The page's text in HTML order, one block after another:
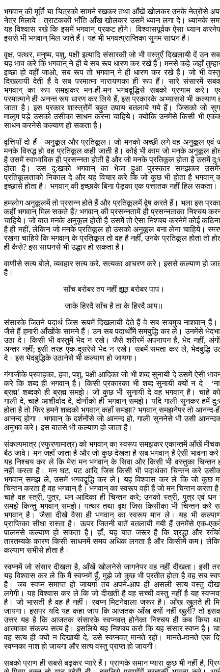
भगवान् की मूर्ति या चित्रको सामने रखकर तथा आँखें खोलकर उनके नेत्रोंसे
नेत्र मिलावे। त्राटककी भाँति आँख खोलकर उसमें ध्यान लगा दे। ध्यानके
यह विश्वास रखे कि इसमें भगवान् प्रकट होंगे। विश्वासपूर्वक ऐसा ध्यान
इससे भी भगवान् मिल जाते हैं। यह भी भगवत्प्राप्तिका सुगम साधन है।
वृक्ष, पत्थर, मनुष्य, पशु, पक्षी इत्यादि संसारकी जो भी वस्तुएँ दिखलायी दें उन
यह भाव करे कि भगवान् ने ही ये सब रूप धारण कर रखे हैं। मनसे कहे जहाँ
इच्छा हो वहीं जाओ, सब रूप तो भगवान् ने ही धारण कर रखे हैं। जो भी
दिखलायी देती हैं वे सब परमात्मा नारायणका ही रूप हैं। सारे संसारमें
भगवान् का रूप समझकर मन-ही-मन भगवद्बुद्धिसे सबको प्रणाम करे।
परमात्माने ही अनन्त रूप धारण कर लिये हैं, इस प्रकारके अभ्याससे भी कल्याण
जाता है। इस प्रकार शास्त्रोंमें बहुत उपाय बतलाये गये हैं। जिसको जो
मालूम पड़े उसको उसीका साधन करना चाहिये। क्योंकि उनमेंसे किसी भी
साधन करनेसे कल्याण हो सकता है।
वृत्तियाँ दो हैं—अनुकूल और प्रतिकूल। जो मनको अच्छी लगे वह अनुकूल एवं
मनके विरुद्ध हो वह प्रतिकूल कही जाती है। कोई भी काम जो मनके अनुकूल
है उसमें स्वाभाविक ही प्रसन्नता होती है और जो मनके प्रतिकूल होता है उसमें
होता है। उस दु:खको भगवान् का भेजा हुआ पुरस्कार समझकर
प्रतिकूलताको निकाल दे और यह विचार करे कि जो कुछ भी होता है भगवान्
इच्छासे होता है। भगवान् की इच्छाके बिना पेड़का एक पत्तातक नहीं हिल सकता।
हमलोग अनुकूलमें तो प्रसन्न होते हैं और प्रतिकूलमें द्वेष करते हैं। भला इस
कहीं भगवान् मिल सकते हैं? भगवान् की प्रसन्नतामें ही प्रसन्नताका निश्चय
चाहिये। जो बात मनके अनुकूल होती है उसमें तो ऐसा निश्चय करनेमें कोई
है ही नहीं, लेकिन जो मनके प्रतिकूल हो उसको अनुकूल बना लेना चाहिये।
रखना चाहिये कि भगवान् के प्रतिकूल तो वह है नहीं, उनके प्रतिकूल होता तो
ही कैसे? इस साधनसे भी उद्धार हो सकता है।
वाणीसे सत्य बोले, व्यवहार सत्य करे, सत्यका आचरण करे। इससे कल्याण हो
है।
साँच बरोबर तप नहीं झूठ बरोबर पाप।
जाके हिरदै साँच है ता के हिरदै आप॥
संसारके जितने पदार्थ जिस रूपमें दिखलायी देते हैं वे सब सचमुच नाशवान् हैं।
जैसे हैं हमारी आँखोंके सामने हैं। उन सब पदार्थोंमें समबुद्धि कर ले। उनमेंसे
उठा दे। किसी भी वस्तुमें भेद न रखे। जैसे शरीरमें अपनापन है, भेद नहीं,
अन्तर नहीं; इसी तरह एक-दूसरेसे भेद न रखे। सबमें समता कर ले, भेदबुद्धि
दे। इस भेदबुद्धिके उठानेसे भी कल्याण हो जायगा।
गंगाजीके प्रवाहका, हवा, पशु, पक्षी आदिका जो भी शब्द सुनायी दे उसमें ऐसी
करे कि शब्द ही भगवान् है। किसी प्रकारका भी शब्द सुनायी क्यों न दे।
ब्रह्म’ शब्दको ही ब्रह्म समझे। जो कुछ भी सुनायी दे वह भगवान् है। चाहे
गाली दे, चाहे आशीर्वाद दे, दोनोंको ही भगवान् समझे। यदि गाली सुनकर हमें
होता है तो फिर हमने शब्दको भगवान् कहाँ समझा? भगवान् समझनेपर तो आनन्द-
आनन्द होगा। भगवान् के दर्शनोंसे जो आनन्द हो, गाली सुननेसे भी उसी
अनुभव करे। इस बातसे भी कल्याण हो जाता है।
संकल्पमात्र (स्फुरणामात्र) को भगवान् का स्वरूप समझकर एकान्तमें आँखें
बैठ जावे। मन जहाँ जाता है और जो कुछ देखता है सब भगवान् है ऐसी भावना
यह निश्चय कर ले कि मेरा मन भगवान् के सिवा और किसी भी वस्तुका चिन्तन
नहीं करता है। मन घट, पट आदि जिस किसी भी पदार्थका चिन्तन करे
भगवान् समझ ले, उसमें भगवद्बुद्धि कर ले। यह विश्वास कर ले कि जो कुछ
चिन्तन करता है वह भगवान् है। भगवान् का स्वरूप वही है जो मन चिन्तन करता
चाहे वह स्त्री, पुत्र, धन आदिका ही चिन्तन करे; उनको स्त्री, पुत्र एवं धन
समझे किन्तु भगवान् समझे। पत्थर तथा वृक्ष जिस किसीका भी चिन्तन करे
भगवान् है। जैसा दीखे वैसा ही भगवान् का स्वरूप मान ले। यह भी
प्राप्तिका सीधा रास्ता है। ऊपर जितनी बातें बतलायी गयी हैं उनमेंसे एक-
पालनसे कल्याण हो सकता है। हाँ, यह बात जरूर है कि श्रद्धा और
तारतम्यके कारण किसी साधनमें समय अधिक लगता है और किसीमें कम।
कल्याण सभीसे होता है।
स्वप्नमें जो संसार दीखता है, आँखें खोलनेसे जागनेपर वह नहीं दीखता। इसी
यह विश्वास कर ले कि मैं स्वप्नमें हूँ, मुझे जो कुछ भी प्रतीत होता है वह सब
है। जब स्वप्न समाप्त हो जायगा तब अपने-आप ही असली सत्य वस्तु
लगेगी। यह विश्वास कर ले कि जो दीखती है वह सच्ची वस्तु नहीं है यह
है। जो भासती है वह है नहीं। स्वप्न मिटनेवाला जरूर है। आँख खुलते ही
जायगा। इसपर यदि यह कहा जाय कि आजतक आँख क्यों नहीं खुली? तो
उत्तर यह है कि आजतक संसारके स्वप्नवत् होनेका निश्चय ही कब किया
आत्माका संकल्प सत्य है। इसलिये यह निश्चय करो कि यह संसार स्वप्न है।
वह सत्य ही क्यों न दिखायी दे, उसे स्वप्नवत् मानते रहो। मानते-मानते एक
स्वप्नका नाश हो जायगा और सत्य वस्तु प्राप्त हो जायगी।
सबको प्राण ही सबसे बढ़कर प्यारे हैं। प्राणके समान प्यारा कुछ भी नहीं है,